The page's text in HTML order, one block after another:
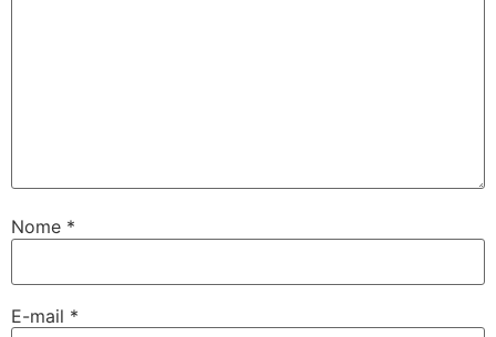
Nome *
E-mail *